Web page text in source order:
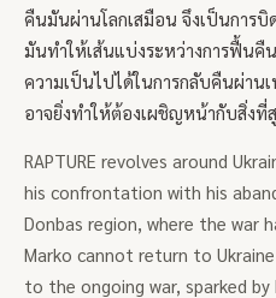
คืนมันผ่านโลกเสมือน จึงเป็นการ
มันทำให้เส้นแบ่งระหว่างการฟื้นคื
ความเป็นไปได้ในการกลับคืนผ่าน
อาจยิ่งทำให้ต้องเผชิญหน้ากับสิ่งที่
RAPTURE revolves around
his confrontation with his
Donbas region, where the war
Marko cannot return to
to the ongoing war, sparked by